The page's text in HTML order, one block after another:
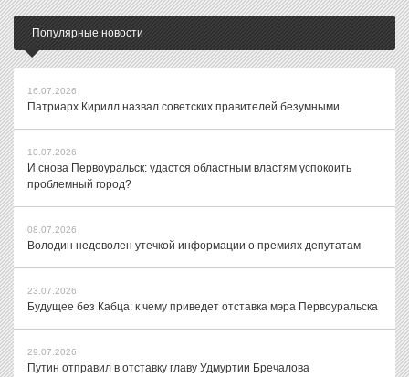
Популярные новости
16.07.2026
Патриарх Кирилл назвал советских правителей безумными
10.07.2026
И снова Первоуральск: удастся областным властям успокоить
проблемный город?
08.07.2026
Володин недоволен утечкой информации о премиях депутатам
23.07.2026
Будущее без Кабца: к чему приведет отставка мэра Первоуральска
29.07.2026
Путин отправил в отставку главу Удмуртии Бречалова